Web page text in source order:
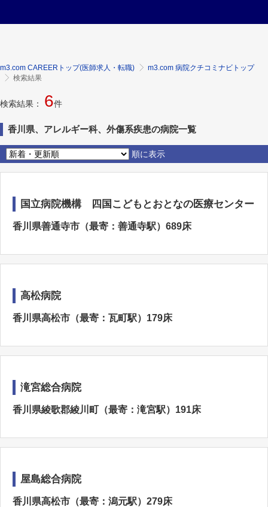
m3.com CAREERトップ(医師求人・転職)
m3.com 病院クチコミナビトップ
検索結果
検索結果： 6件
香川県、アレルギー科、外傷系疾患の病院一覧
順に表示
国立病院機構 四国こどもとおとなの医療センター
香川県善通寺市（最寄：善通寺駅）689床
高松病院
香川県高松市（最寄：瓦町駅）179床
滝宮総合病院
香川県綾歌郡綾川町（最寄：滝宮駅）191床
屋島総合病院
香川県高松市（最寄：潟元駅）279床